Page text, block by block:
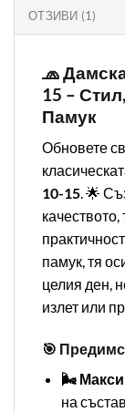
ОТЗИВИ (1)
🧢
15 –
Памук
Обновете
10-15. 🌟
памук, тя
целия ден,
излет или
🎯
🌬️
на